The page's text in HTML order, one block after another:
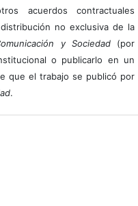
acuerdos contractuales
no exclusiva de la
y Sociedad(por
o publicarlo en un
que el trabajo se publicó por
.